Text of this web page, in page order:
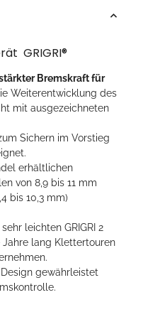
GRIGRI®
Bremskraft für
Weiterentwicklung des
mit ausgezeichneten
Sichern im Vorstieg
erhältlichen
von 8,9 bis 11 mm
bis 10,3 mm)
leichten GRIGRI 2
Jahre lang Klettertouren
Design gewährleistet